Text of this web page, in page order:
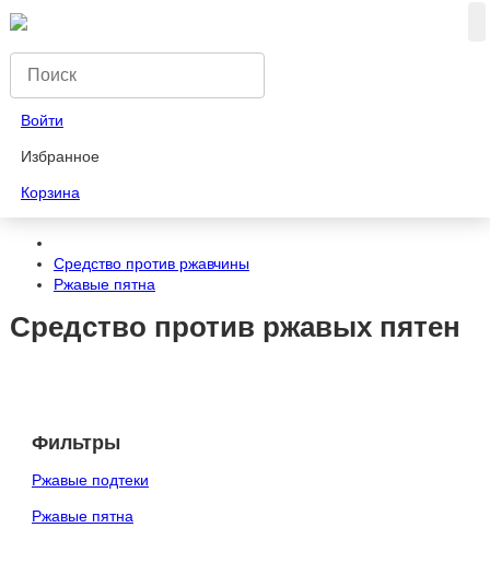
Войти
Избранное
Корзина
Средство против ржавчины
Ржавые пятна
Средство против ржавых пятен
Фильтры
Ржавые подтеки
Ржавые пятна